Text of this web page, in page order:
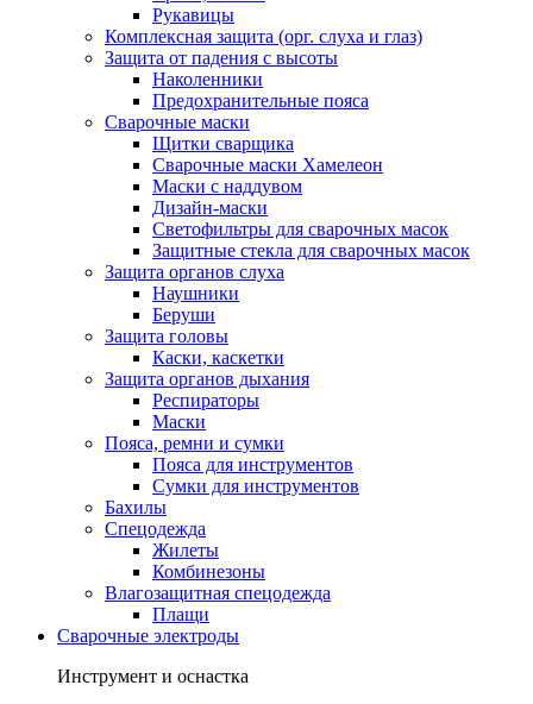
Рукавицы
Комплексная защита (орг. слуха и глаз)
Защита от падения с высоты
Наколенники
Предохранительные пояса
Сварочные маски
Щитки сварщика
Сварочные маски Хамелеон
Маски с наддувом
Дизайн-маски
Светофильтры для сварочных масок
Защитные стекла для сварочных масок
Защита органов слуха
Наушники
Беруши
Защита головы
Каски, каскетки
Защита органов дыхания
Респираторы
Маски
Пояса, ремни и сумки
Пояса для инструментов
Сумки для инструментов
Бахилы
Спецодежда
Жилеты
Комбинезоны
Влагозащитная спецодежда
Плащи
Сварочные электроды
Инструмент и оснастка